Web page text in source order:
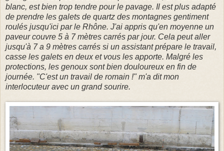
blanc, est bien trop tendre pour le pavage. Il est plus adapté
de prendre les galets de quartz des montagnes gentiment
roulés jusqu'ici par le Rhône. J'ai appris qu'en moyenne un
paveur couvre 5 à 7 mètres carrés par jour. Cela peut aller
jusqu'à 7 a 9 mètres carrés si un assistant prépare le travail,
casse les galets en deux et vous les apporte. Malgré les
protections, les genoux sont bien douloureux en fin de
journée. "C'est un travail de romain !" m'a dit mon
interlocuteur avec un grand sourire.